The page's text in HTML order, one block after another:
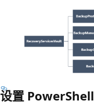
设置 PowerShell